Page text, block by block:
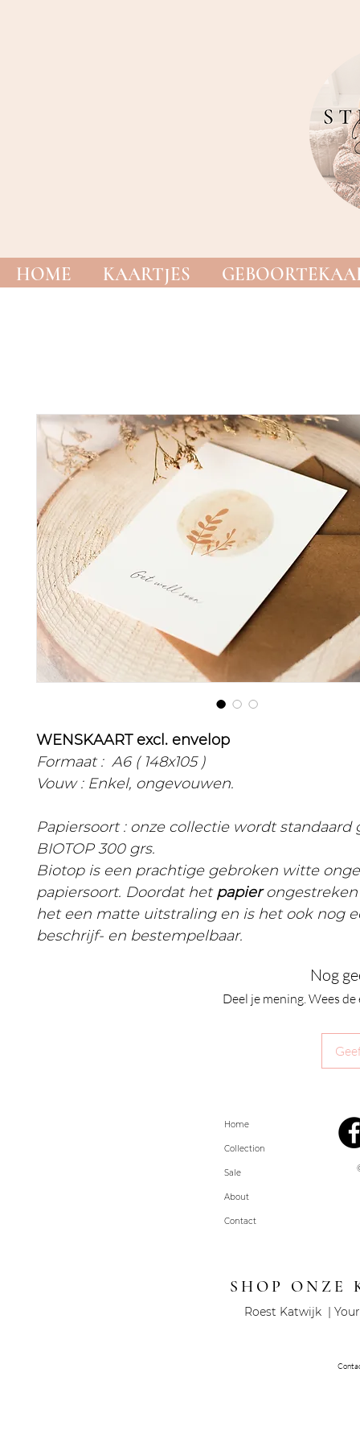
HOME KAARTJES
WENSKAART excl. envelop
Formaat : A6 ( 148x105 )
Vouw : Enkel, ongevouwen.
Papiersoort : onze collectie wordt standaard
BIOTOP 300 grs.
Biotop is een prachtige gebroken witte
papiersoort. Doordat het papierongestreken
het een matte uitstraling en is het ook nog
beschrijf- en bestempelbaar.
Nog
Deel je mening. Wees
Home
Collection
Sale
About
Contact
SHOP ONZE
Roest Katwijk |